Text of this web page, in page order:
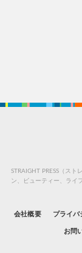
STRAIGHT PRESS（ス
ン、ビューティー、ライ
会社概要 プライバ
お問